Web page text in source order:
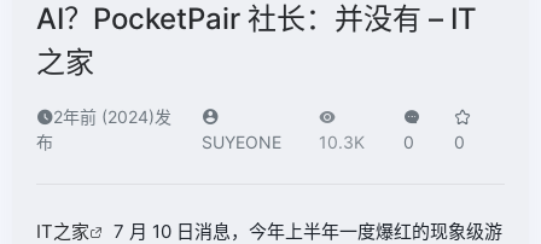
AI？PocketPair 社长：并没有 – IT
之家
2年前 (2024)发
布
SUYEONE 10.3K 0 0
IT之家
7 月 10 日消息，今年上半年一度爆红的现象级游